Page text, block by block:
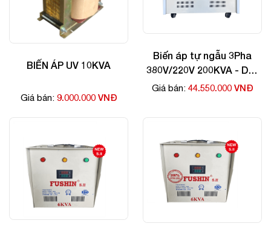
BIẾN ÁP UV 10KVA
Giá bán: 9.000.000 VNĐ
Biến áp tự ngẫu 3Pha
380V/220V 200KVA - Dây
Nhôm
Giá bán: 44.550.000 VNĐ